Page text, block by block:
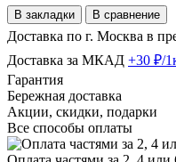
В закладки В сравнение
Доставка по г. Москва в
Доставка за МКАД +30 ₽/
Гарантия
Бережная доставка
Акции, скидки, подарки
Все способы оплаты